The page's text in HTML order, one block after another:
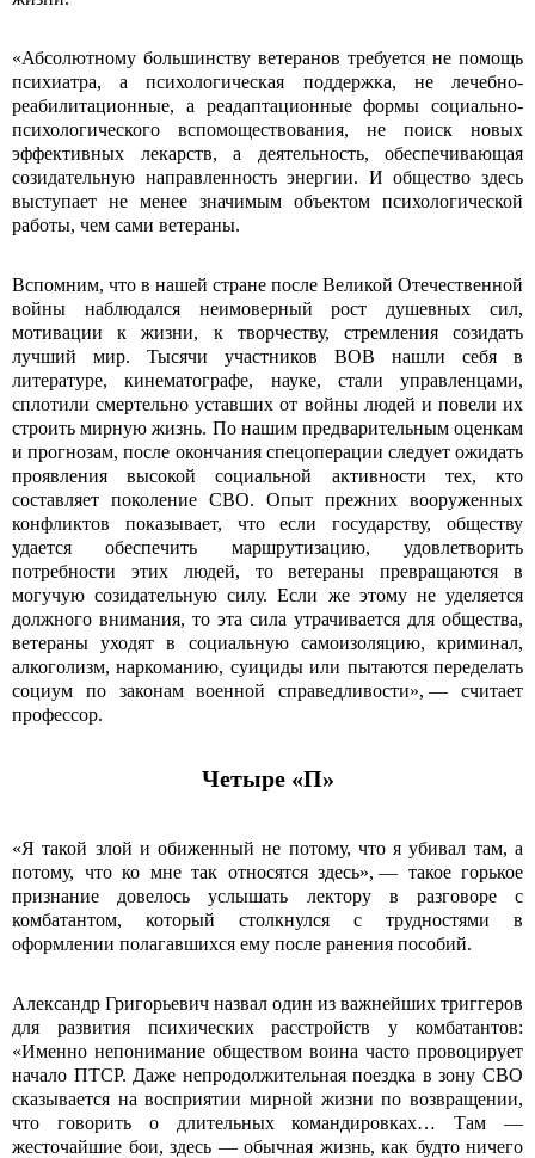
«Абсолютному большинству ветеранов требуется не помощь
психиатра, а психологическая поддержка, не лечебно-
реабилитационные, а реадаптационные формы социально-
психологического вспомоществования, не поиск новых
эффективных лекарств, а деятельность, обеспечивающая
созидательную направленность энергии. И общество здесь
выступает не менее значимым объектом психологической
работы, чем сами ветераны.
Вспомним, что в нашей стране после Великой Отечественной
войны наблюдался неимоверный рост душевных сил,
мотивации к жизни, к творчеству, стремления созидать
лучший мир. Тысячи участников ВОВ нашли себя в
литературе, кинематографе, науке, стали управленцами,
сплотили смертельно уставших от войны людей и повели их
строить мирную жизнь. По нашим предварительным оценкам
и прогнозам, после окончания спецоперации следует ожидать
проявления высокой социальной активности тех, кто
составляет поколение СВО. Опыт прежних вооруженных
конфликтов показывает, что если государству, обществу
удается обеспечить маршрутизацию, удовлетворить
потребности этих людей, то ветераны превращаются в
могучую созидательную силу. Если же этому не уделяется
должного внимания, то эта сила утрачивается для общества,
ветераны уходят в социальную само­изоляцию, криминал,
алкоголизм, наркоманию, суициды или пытаются переделать
социум по законам военной справедливости», — считает
профессор.
Четыре «П»
«Я такой злой и обиженный не потому, что я убивал там, а
потому, что ко мне так относятся здесь», — такое горькое
признание довелось услышать лектору в разговоре с
комбатантом, который столкнулся с трудностями в
оформлении полагавшихся ему после ранения пособий.
Александр Григорьевич назвал один из важнейших триггеров
для развития психических расстройств у комбатантов:
«Именно непонимание обществом вои­на часто провоцирует
начало ПТСР. Даже непродолжительная поездка в зону СВО
сказывается на восприятии мирной жизни по возвращении,
что говорить о длительных командировках… Там —
жесточайшие бои, здесь — обычная жизнь, как будто ничего